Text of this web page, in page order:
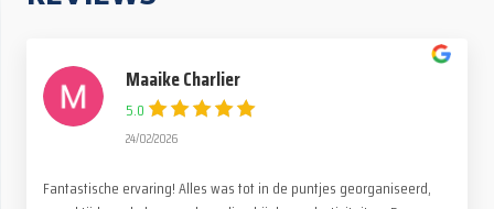
Maaike Charlier
5.0
24/02/2026
Fantastische ervaring! Alles was tot in de puntjes georganiseerd,